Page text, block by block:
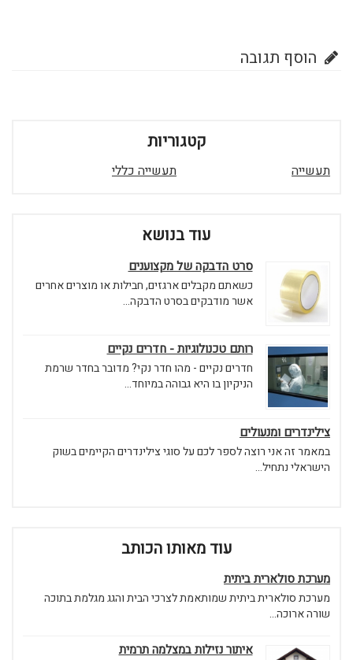
הוסף תגובה
קטגוריות
תעשייה תעשייה כללי
עוד בנושא
סרט הדבקה של מקצוענים
כשאתם מקבלים ארגזים, חבילות או מוצרים אחרים
אשר מודבקים בסרט הדבקה...
רותם טכנולוגיות - חדרים נקיים
חדרים נקיים - מהו חדר נקי? מדובר בחדר שרמת
הניקיון בו היא גבוהה במיוחד...
צילינדרים ומנעולים
במאמר זה אני רוצה לספר לכם על סוגי צילינדרים הקיימים בשוק
הישראלי נתחיל...
עוד מאותו הכותב
מערכת סולארית ביתית
מערכת סולארית ביתית שמותאמת לצרכי הבית והגג מגלמת בתוכה
שורה ארוכה...
איתור נזילות במצלמה תרמית